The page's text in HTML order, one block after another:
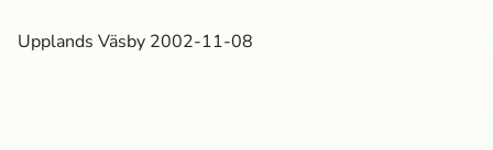
Upplands Väsby 2002-11-08